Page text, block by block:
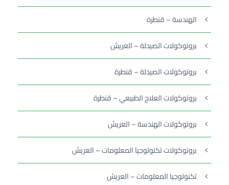
الهندسة – قنطرة
بروتوكولات الصيدلة – العريش
بروتوكولات الصيدلة – قنطرة
بروتوكولات العلاج الطبيعي – قنطرة
بروتوكولات الهندسة – العريش
بروتوكولات تكنولوجيا المعلومات – العريش
تكنولوجيا المعلومات – العريش